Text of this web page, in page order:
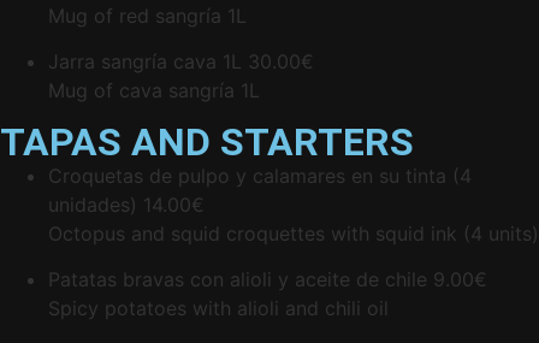
Mug of red sangría 1L
Jarra sangría cava 1L 30.00€
Mug of cava sangría 1L
TAPAS AND STARTERS
Croquetas de pulpo y calamares en su tinta (4
unidades) 14.00€
Octopus and squid croquettes with squid ink (4 units)
Patatas bravas con alioli y aceite de chile 9.00€
Spicy potatoes with alioli and chili oil